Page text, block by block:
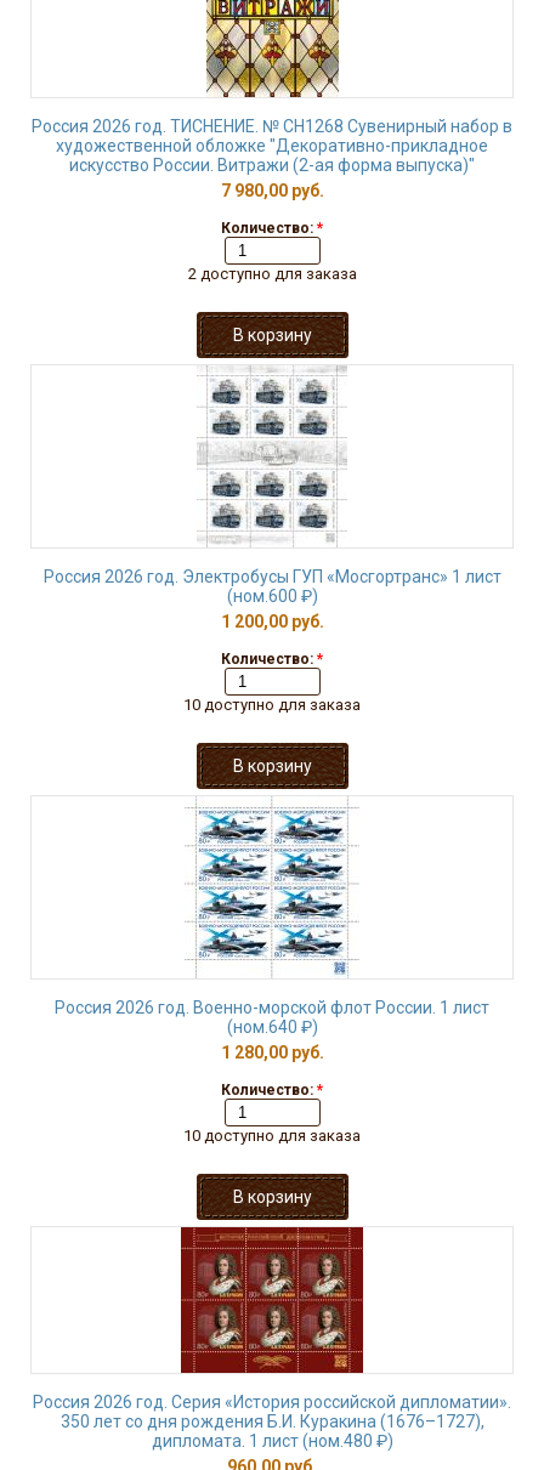
Россия 2026 год. ТИСНЕНИЕ. № СН1268 Сувенирный набор в
художественной обложке "Декоративно-прикладное
искусство России. Витражи (2-ая форма выпуска)"
7 980,00 руб.
Количество: *
2 доступно для заказа
Россия 2026 год. Электробусы ГУП «Мосгортранс» 1 лист
(ном.600 ₽)
1 200,00 руб.
Количество: *
10 доступно для заказа
Россия 2026 год. Военно-морской флот России. 1 лист
(ном.640 ₽)
1 280,00 руб.
Количество: *
10 доступно для заказа
Россия 2026 год. Серия «История российской дипломатии».
350 лет со дня рождения Б.И. Куракина (1676–1727),
дипломата. 1 лист (ном.480 ₽)